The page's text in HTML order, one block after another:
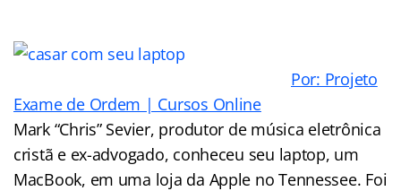
Por: Projeto
Exame de Ordem | Cursos Online
Mark “Chris” Sevier, produtor de música eletrônica
cristã e ex-advogado, conheceu seu laptop, um
MacBook, em uma loja da Apple no Tennessee. Foi